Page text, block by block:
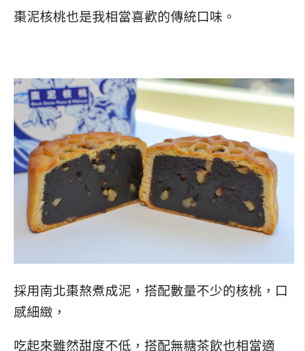
棗泥核桃也是我相當喜歡的傳統口味。
採用南北棗熬煮成泥，搭配數量不少的核桃，口
感細緻，
吃起來雖然甜度不低，搭配無糖茶飲也相當適